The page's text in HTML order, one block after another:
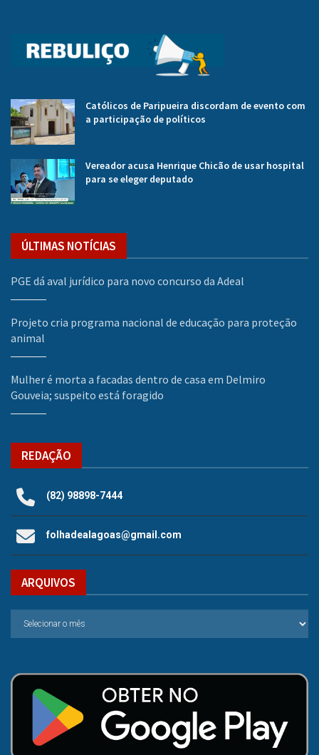
Católicos de Paripueira discordam de evento com
a participação de políticos
Vereador acusa Henrique Chicão de usar hospital
para se eleger deputado
ÚLTIMAS NOTÍCIAS
PGE dá aval jurídico para novo concurso da Adeal
Projeto cria programa nacional de educação para proteção
animal
Mulher é morta a facadas dentro de casa em Delmiro
Gouveia; suspeito está foragido
REDAÇÃO
(82) 98898-7444
folhadealagoas@gmail.com
ARQUIVOS